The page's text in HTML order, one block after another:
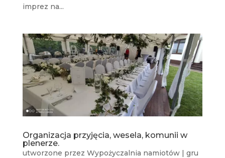
imprez na...
Organizacja przyjęcia, wesela, komunii w
plenerze.
utworzone przez Wypożyczalnia namiotów| gru